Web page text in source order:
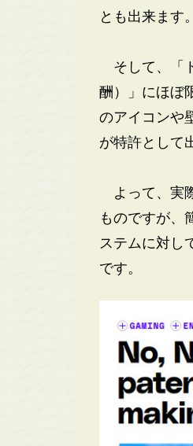
とも出来ます。
そして、「
酬）」にほぼ
のアイコンや
が特許として
よって、実
ものですが、
ステムに対し
です。